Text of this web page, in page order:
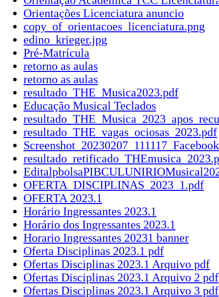
Orientações Licenciatura anuncio
copy_of_orientacoes_licenciatura.png
edino_krieger.jpg
Pré-Matrícula
retorno as aulas
retorno as aulas
resultado_THE_Musica2023.pdf
Educação Musical Teclados
resultado_THE_vagas_ociosas_2023.pdf
OFERTA_DISCIPLINAS_2023_1.pdf
OFERTA 2023.1
Horário Ingressantes 2023.1
Horário dos Ingressantes 2023.1
Horario Ingressantes 20231 banner
Oferta Disciplinas 2023.1 pdf
Ofertas Disciplinas 2023.1 Arquivo pdf
Ofertas Disciplinas 2023.1 Arquivo 2 pdf
Ofertas Disciplinas 2023.1 Arquivo 3 pdf